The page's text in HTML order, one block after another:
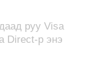
руу Visa
Direct-р энэ